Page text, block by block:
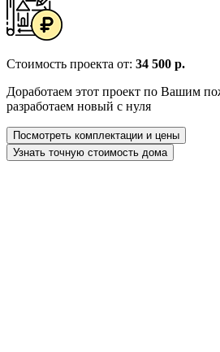
Стоимость проекта от: 34 500 р.
Доработаем этот проект по Вашим
разработаем новый с нуля
Посмотреть комплектации и цены
Узнать точную стоимость дома